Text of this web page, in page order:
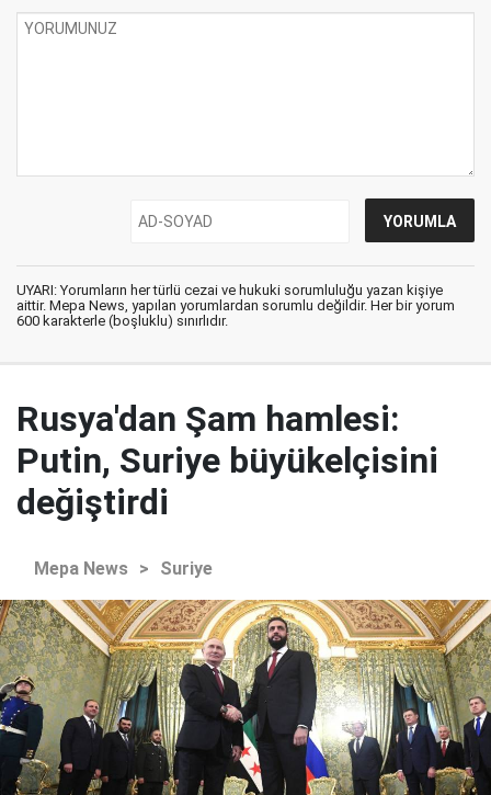
UYARI: Yorumların her türlü cezai ve hukuki sorumluluğu yazan kişiye
aittir. Mepa News, yapılan yorumlardan sorumlu değildir. Her bir yorum
600 karakterle (boşluklu) sınırlıdır.
Rusya'dan Şam hamlesi:
Putin, Suriye büyükelçisini
değiştirdi
Mepa News > Suriye